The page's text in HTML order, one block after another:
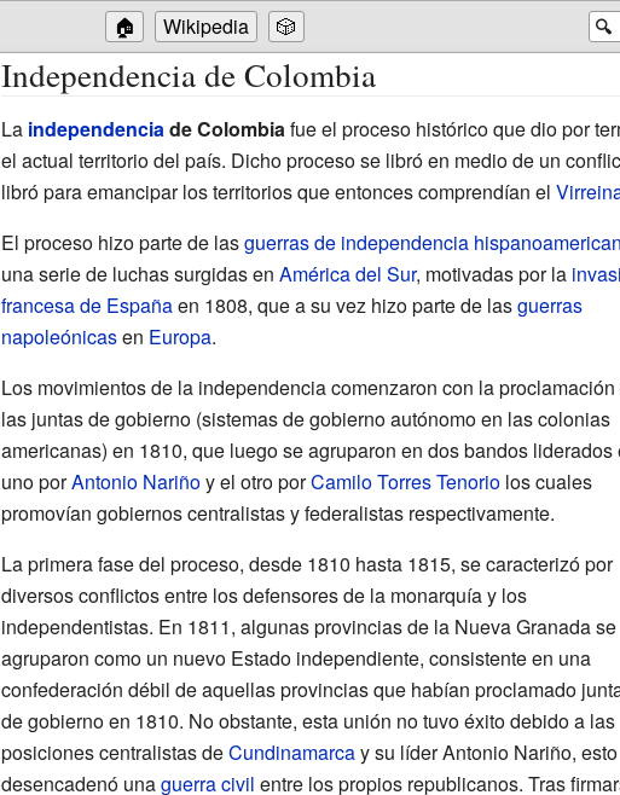
🔍
🏠 Wikipedia 🎲
Independencia de Colombia
La independencia de Colombia fue el proceso histórico que dio por
el actual territorio del país. Dicho proceso se libró en medio de un
libró para emancipar los territorios que entonces comprendían el
El proceso hizo parte de lasguerras de independencia
una serie de luchas surgidas en América del Sur, motivadas por la
francesa de Españaen 1808, que a su vez hizo parte de lasguerras
napoleónicasen Europa.
Los movimientos de la independencia comenzaron con la proclamación
las juntas de gobierno (sistemas de gobierno autónomo en las colonias
americanas) en 1810, que luego se agruparon en dos bandos liderados
uno porAntonio Nariñoy el otro porCamilo Torres Tenoriolos cuales
promovían gobiernos centralistas y federalistas respectivamente.
La primera fase del proceso, desde 1810 hasta 1815, se caracterizó por
diversos conflictos entre los defensores de la monarquía y los
independentistas. En 1811, algunas provincias de la Nueva Granada se
agruparon como un nuevo Estado independiente, consistente en una
confederación débil de aquellas provincias que habían proclamado
de gobierno en 1810. No obstante, esta unión no tuvo éxito debido a las
posiciones centralistas deCundinamarcay su líder Antonio Nariño, esto
desencadenó unaguerra civil entre los propios republicanos. Tras